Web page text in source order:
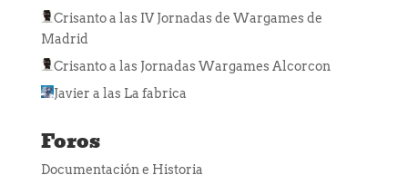
Crisantoa las IV Jornadas de Wargames de
Madrid
Crisantoa las Jornadas Wargames Alcorcon
Javier a las La fabrica
Foros
Documentación e Historia